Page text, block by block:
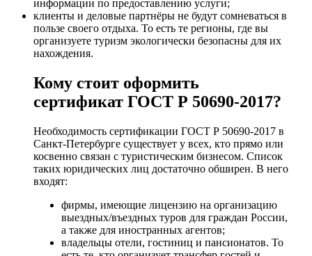
информации по предоставлению услуги;
клиенты и деловые партнёры не будут сомневаться в
пользе своего отдыха. То есть те регионы, где вы
организуете туризм экологически безопасны для их
нахождения.
Кому стоит оформить
сертификат ГОСТ Р 50690-2017?
Необходимость сертификации ГОСТ Р 50690-2017 в
Санкт-Петербурге существует у всех, кто прямо или
косвенно связан с туристическим бизнесом. Список
таких юридических лиц достаточно обширен. В него
входят:
фирмы, имеющие лицензию на организацию
выездных/въездных туров для граждан России,
а также для иностранных агентов;
владельцы отели, гостиниц и пансионатов. То